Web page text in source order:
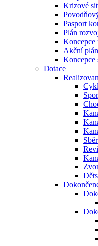
Krizové
Pasport
Plán
Koncepce
Akční
Koncepce
Dotace